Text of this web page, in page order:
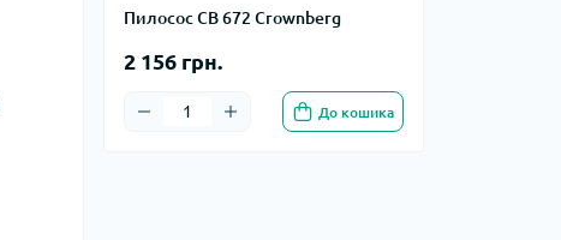
Пилосос CB 672 Crownberg
2 156 грн.
До кошика